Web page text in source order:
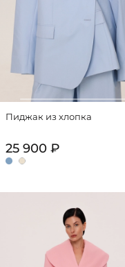
Пиджак из хлопка
25 900 ₽